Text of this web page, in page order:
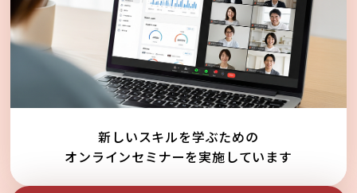
新しいスキルを学ぶための
オンラインセミナーを実施しています